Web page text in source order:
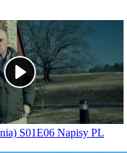
S01E06 Napisy PL